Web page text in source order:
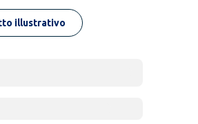
illustrativo